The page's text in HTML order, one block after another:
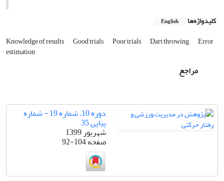
کلیدواژه‌ها English
Knowledge of results Good trials Poor trials Dart throwing Error
estimation
مراجع
دوره 10، شماره 19 - شماره
پیاپی 35
شهریور 1399
صفحه92-104